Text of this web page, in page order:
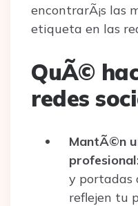
encontrarÃ¡s las
etiqueta en las
QuÃ©
redes
MantÃ©n
y portadas
reflejen tu